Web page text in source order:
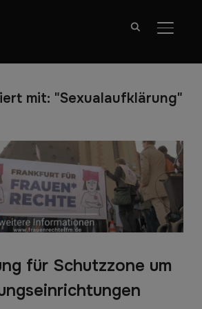
mit: "Sexualaufklärung"
für Schutzzone um